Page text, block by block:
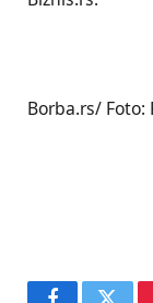
Borba.rs/ Foto: